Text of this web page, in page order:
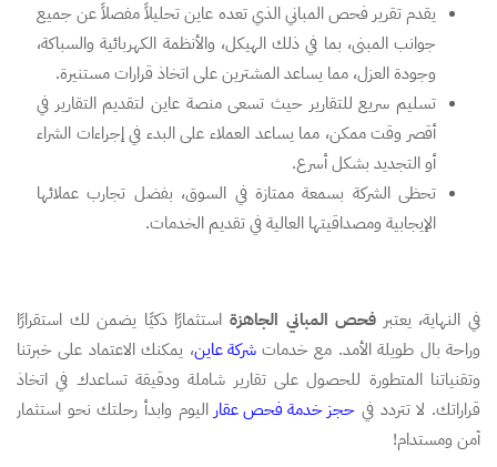
يقدم تقرير فحص المباني الذي تعده عاين تحليلاً مفصلاً عن جميع
جوانب المبنى، بما في ذلك الهيكل، والأنظمة الكهربائية والسباكة،
وجودة العزل، مما يساعد المشترين على اتخاذ قرارات مستنيرة.
تسليم سريع للتقارير حيث تسعى منصة عاين لتقديم التقارير في
أقصر وقت ممكن، مما يساعد العملاء على البدء في إجراءات الشراء
أو التجديد بشكل أسرع.
تحظى الشركة بسمعة ممتازة في السوق، بفضل تجارب عملائها
الإيجابية ومصداقيتها العالية في تقديم الخدمات.
في النهاية، يعتبر فحص المباني الجاهزة استثمارًا ذكيًا يضمن لك استقرارًا
وراحة بال طويلة الأمد. مع خدماتشركة عاين، يمكنك الاعتماد على خبرتنا
وتقنياتنا المتطورة للحصول على تقارير شاملة ودقيقة تساعدك في اتخاذ
قراراتك. لا تتردد في حجز خدمة فحص عقاراليوم وابدأ رحلتك نحو استثمار
آمن ومستدام!